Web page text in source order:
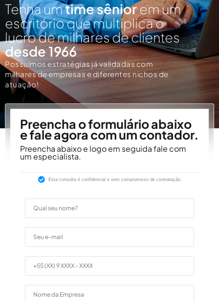
Tenha umtime sêniorem um
escritório que multiplica o
lucro de milhares de clientes
desde 1966
Possuímos estratégias já validadas com
milhares de empresas e diferentes nichos de
atuação!
Preencha o formulário abaixo
e fale agora com um contador.
Preencha abaixo e logo em seguida fale com
um especialista.
Esta consulta é confidencial e sem compromisso de contratação.